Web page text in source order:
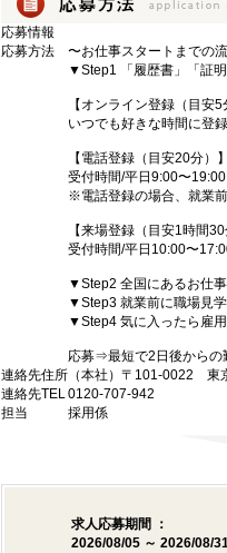
応募情報
応募方法
〜お仕事スタートまでの
▼Step1 「履歴書」「証
【オンライン登録（目安5
いつでも好きな時間に登
【電話登録（目安20分）】
受付時間/平日9:00〜19:00
※電話登録の場合、就業
【来場登録（目安1時間30
受付時間/平日10:00〜
▼Step2 全国にあるお仕
▼Step3 就業前に職場見
▼Step4 気に入ったら雇
応募⇒最短で2日後からの
連絡先住所 （本社）〒101-0022 東
連絡先TEL0120-707-942
担当
採用係
求人応募期間 ：
2026/08/05 ～ 2026/08/